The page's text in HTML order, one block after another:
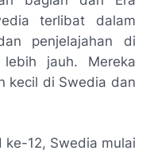
terlibat dalam
penjelajahan di
jauh. Mereka
kecil di Swedia dan
ke-12, Swedia mulai